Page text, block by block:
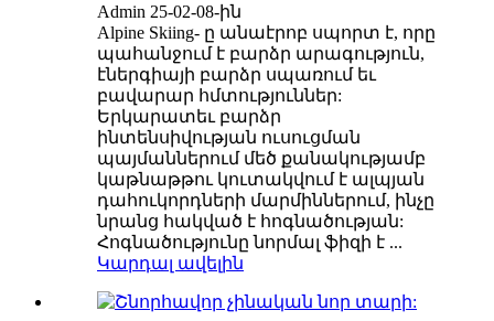
Admin 25-02-08-ին
Alpine Skiing- ը անաէրոբ սպորտ է, որը
պահանջում է բարձր արագություն,
էներգիայի բարձր սպառում եւ
բավարար հմտություններ:
Երկարատեւ բարձր
ինտենսիվության ուսուցման
պայմաններում մեծ քանակությամբ
կաթնաթթու կուտակվում է ալպյան
դահուկորդների մարմիններում, ինչը
նրանց հակված է հոգնածության:
Հոգնածությունը նորմալ ֆիզի է ...
Կարդալ ավելին